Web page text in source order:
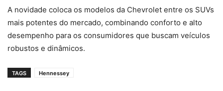
A novidade coloca os modelos da Chevrolet entre os SUVs
mais potentes do mercado, combinando conforto e alto
desempenho para os consumidores que buscam veículos
robustos e dinâmicos.
TAGS Hennessey